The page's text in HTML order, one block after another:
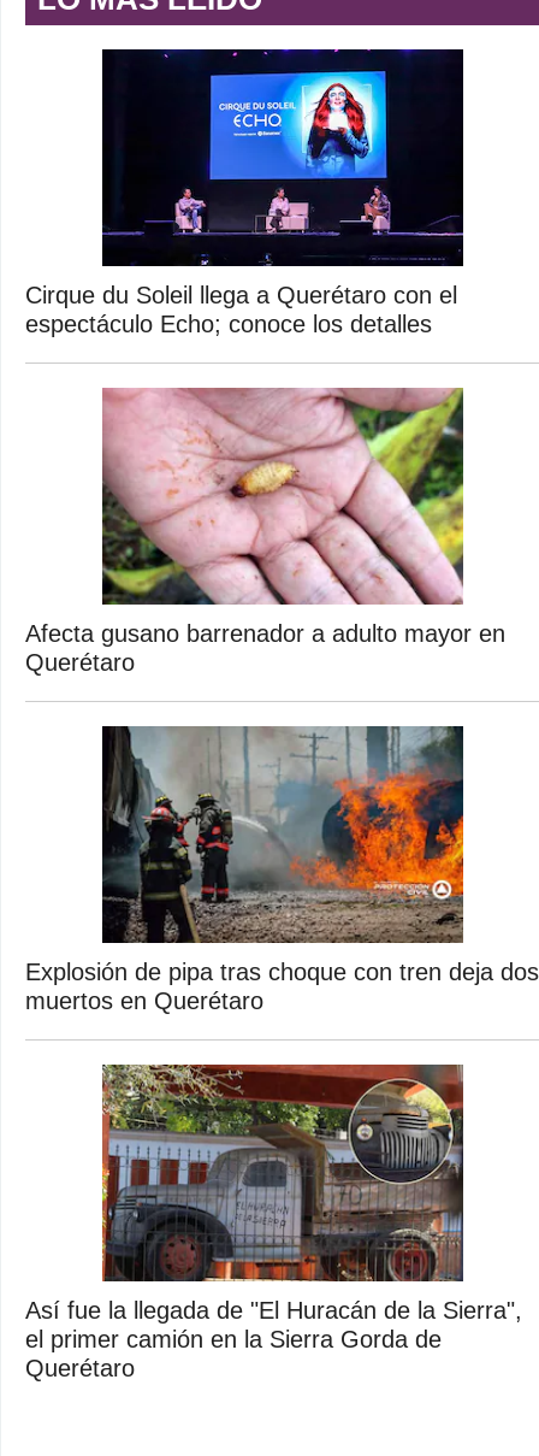
Cirque du Soleil llega a Querétaro con el
espectáculo Echo; conoce los detalles
Afecta gusano barrenador a adulto mayor en
Querétaro
Explosión de pipa tras choque con tren deja dos
muertos en Querétaro
Así fue la llegada de "El Huracán de la Sierra",
el primer camión en la Sierra Gorda de
Querétaro